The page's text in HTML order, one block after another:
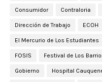
Consumidor Contraloria
Dirección de Trabajo ECOH
El Mercurio de Los Estudiantes
FOSIS Festival de Los
Gobierno Hospital